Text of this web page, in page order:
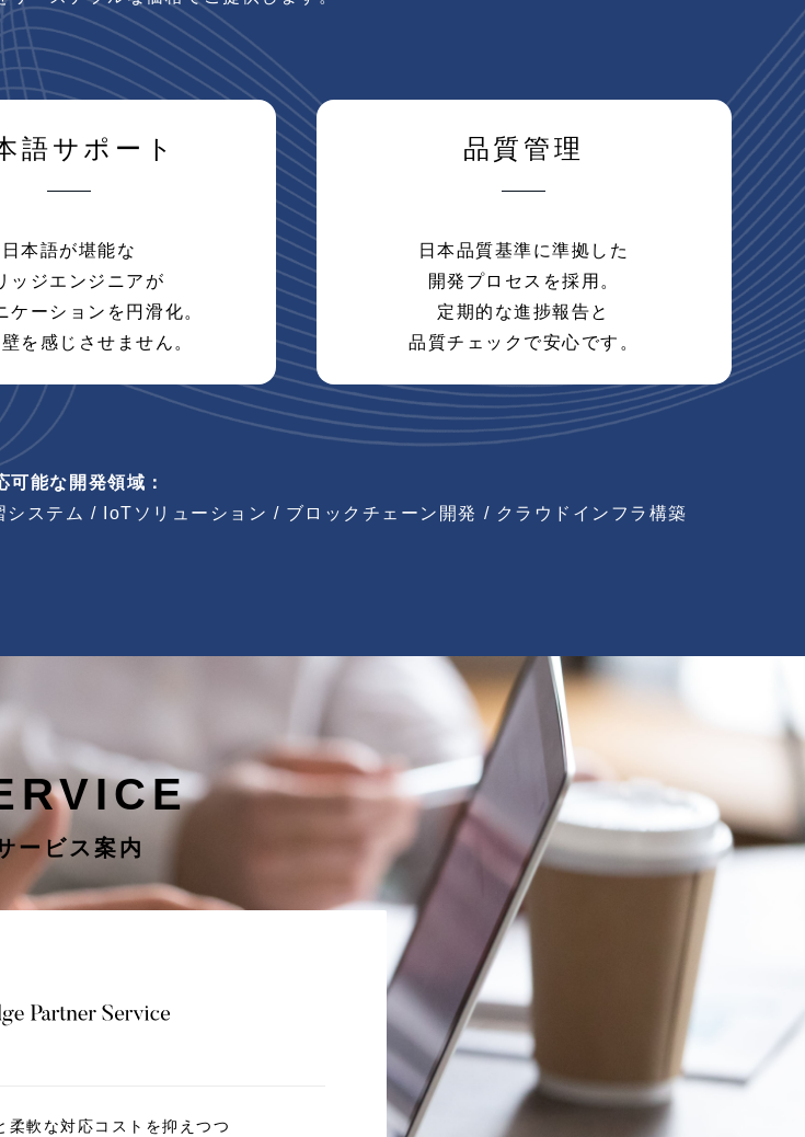
語サポート
日本語が堪能な
ッジエンジニアが
ケーションを円滑化。
を感じさせません。
品質管理
日本品質基準に準拠した
開発プロセスを採用。
定期的な進捗報告と
品質チェックで安心です。
可能な開発領域：
システム / IoTソリューション / ブロックチェーン開発 / クラウドインフラ構築
ービス案内
柔軟な対応コストを抑えつつ